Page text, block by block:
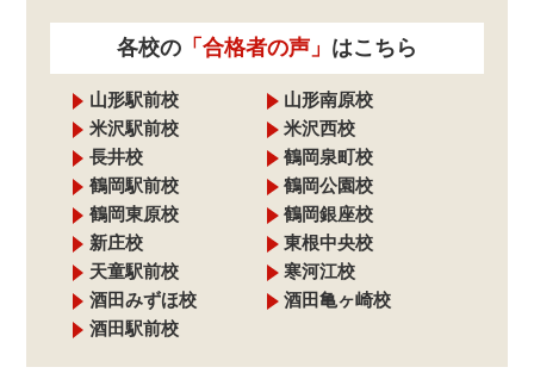
各校の 「合格者の声」 はこちら
山形駅前校
山形南原校
米沢駅前校
米沢西校
長井校
鶴岡泉町校
鶴岡駅前校
鶴岡公園校
鶴岡東原校
鶴岡銀座校
新庄校
東根中央校
天童駅前校
寒河江校
酒田みずほ校
酒田亀ヶ崎校
酒田駅前校